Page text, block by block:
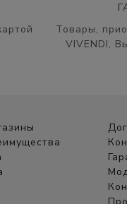
Товары,
VIVENDI,